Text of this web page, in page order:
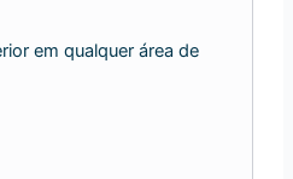
em qualquer área de